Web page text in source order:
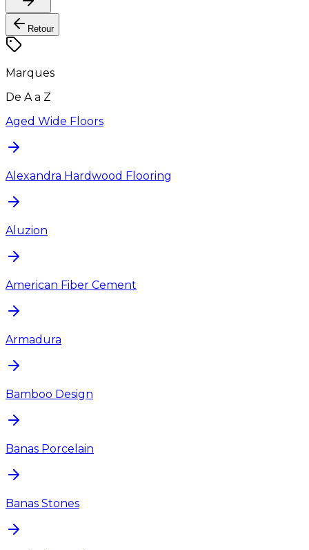
Retour
Marques
De A a Z
Aged Wide Floors
Alexandra Hardwood Flooring
Aluzion
American Fiber Cement
Armadura
Bamboo Design
Banas Porcelain
Banas Stones